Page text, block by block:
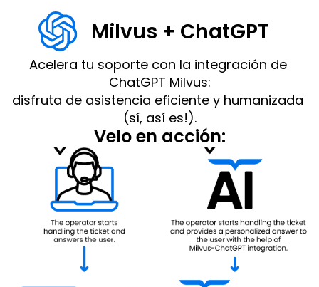
Milvus + ChatGPT
Acelera tu soporte con la integración de
ChatGPT Milvus:
disfruta de asistencia eficiente y humanizada
(sí, así es!).
Velo en acción: